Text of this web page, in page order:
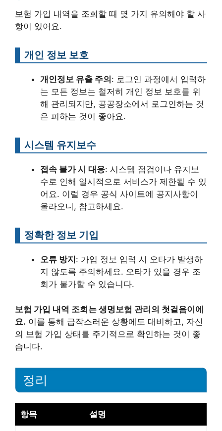
보험 가입 내역을 조회할 때 몇 가지 유의해야 할 사
항이 있어요.
개인 정보 보호
개인정보 유출 주의 : 로그인 과정에서 입력하
는 모든 정보는 철저히 개인 정보 보호를 위
해 관리되지만, 공공장소에서 로그인하는 것
은 피하는 것이 좋아요.
시스템 유지보수
접속 불가 시 대응: 시스템 점검이나 유지보
수로 인해 일시적으로 서비스가 제한될 수 있
어요. 이럴 경우 공식 사이트에 공지사항이
올라오니, 참고하세요.
정확한 정보 기입
오류 방지 : 가입 정보 입력 시 오타가 발생하
지 않도록 주의하세요. 오타가 있을 경우 조
회가 불가할 수 있습니다.
보험 가입 내역 조회는 생명보험 관리의 첫걸음이에
요. 이를 통해 급작스러운 상황에도 대비하고, 자신
의 보험 가입 상태를 주기적으로 확인하는 것이 좋
습니다.
정리
항목 설명